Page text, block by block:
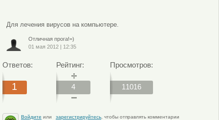
Для лечения вирусов на компьютере.
Отличная прога!=)
01 мая 2012| 12:35
Ответов:
1
Рейтинг:
4
Просмотров:
11016
Войдите или зарегистрируйтесь, чтобы отправлять комментарии